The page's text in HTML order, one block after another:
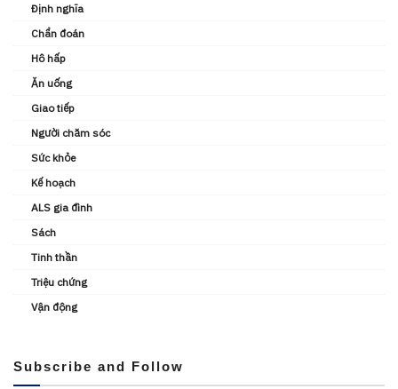
Định nghĩa
Chẩn đoán
Hô hấp
Ăn uống
Giao tiếp
Người chăm sóc
Sức khỏe
Kế hoạch
ALS gia đình
Sách
Tinh thần
Triệu chứng
Vận động
Subscribe and Follow